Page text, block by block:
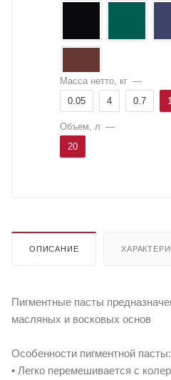
Масса нетто, кг —
0.05
4 0.7
Объем, л —
20
ОПИСАНИЕ
Пигментные пасты
масляных и восковых основ
Особенности пигментной пасты:
• Легко перемешивается с